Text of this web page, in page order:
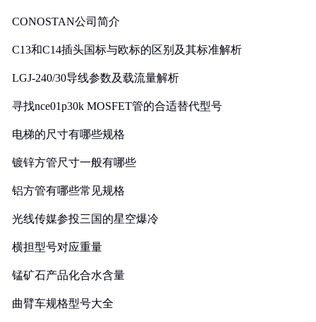
CONOSTAN公司简介
C13和C14插头国标与欧标的区别及其标准解析
LGJ-240/30导线参数及载流量解析
寻找nce01p30k MOSFET管的合适替代型号
电梯的尺寸有哪些规格
镀锌方管尺寸一般有哪些
铝方管有哪些常见规格
光线传媒参投三国的星空爆冷
横担型号对应重量
锰矿石产品化合水含量
曲臂车规格型号大全